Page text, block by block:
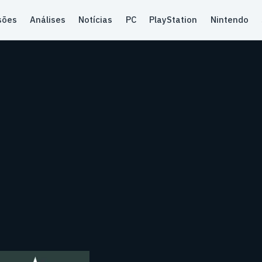
Análises Notícias PC PlayStation Nintendo